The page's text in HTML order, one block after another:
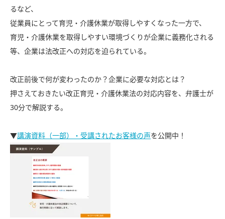
るなど、
従業員にとって育児・介護休業が取得しやすくなった一方で、
育児・介護休業を取得しやすい環境づくりが企業に義務化される
等、企業は法改正への対応を迫られている。
改正前後で何が変わったのか？企業に必要な対応とは？
押さえておきたい改正育児・介護休業法の対応内容を、弁護士が
30分で解説する。
▼講演資料（一部）・受講されたお客様の声を公開中！